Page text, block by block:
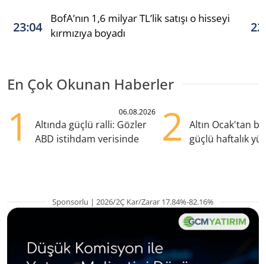
23:04
BofA’nın 1,6 milyar TL’lik satışı o hisseyi
kırmızıya boyadı
En Çok Okunan Haberler
1 06.08.2026
Altında güçlü ralli: Gözler
ABD istihdam verisinde
2
Altın Ocak'tan
güçlü haftalık
Sponsorlu | 2026/2Ç Kar/Zarar 17.84%-82.16%